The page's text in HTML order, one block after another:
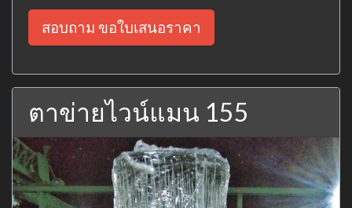
สอบถาม ขอใบเสนอราคา
ตาข่ายไวน์แมน 155